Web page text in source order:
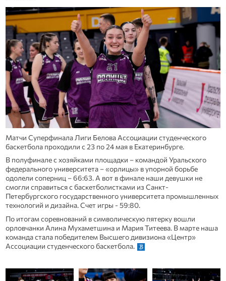
Матчи Суперфинала Лиги Белова Ассоциации студенческого
баскетбола проходили с 23 по 24 мая в Екатеринбурге.
В полуфинале с хозяйками площадки – командой Уральского
федерального университета – «орлицы» в упорной борьбе
одолели соперниц – 66:63. А вот в финале наши девушки не
смогли справиться с баскетболистками из Санкт-
Петербургского государственного университета промышленных
технологий и дизайна. Счет игры - 59:80.
По итогам соревнований в символическую пятерку вошли
орловчанки Алина Мухаметшина и Мария Титеева. В марте наша
команда стала победителем Высшего дивизиона «Центр»
Ассоциации студенческого баскетбола.